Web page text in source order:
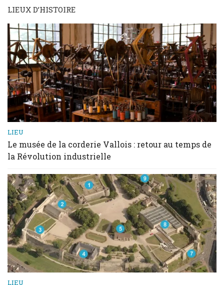
LIEUX D’HISTOIRE
LIEU
Le musée de la corderie Vallois : retour au temps de
la Révolution industrielle
LIEU